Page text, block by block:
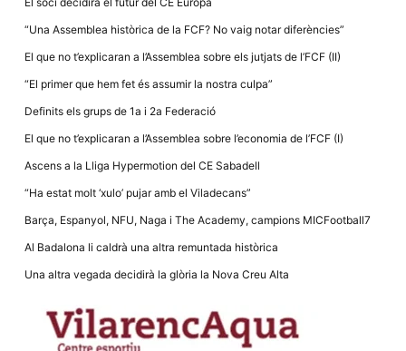
“Una Assemblea històrica de la FCF? No vaig notar diferències”
El que no t’explicaran a l’Assemblea sobre els jutjats de l’FCF (II)
“El primer que hem fet és assumir la nostra culpa”
Definits els grups de 1a i 2a Federació
El que no t’explicaran a l’Assemblea sobre l’economia de l’FCF (I)
Ascens a la Lliga Hypermotion del CE Sabadell
“Ha estat molt ‘xulo’ pujar amb el Viladecans”
Barça, Espanyol, NFU, Naga i The Academy, campions MICFootball7
Al Badalona li caldrà una altra remuntada històrica
Una altra vegada decidirà la glòria la Nova Creu Alta
són
necessàries
per al
funcionament
tècnic de la
web.
Recopilem
estadístiques
anònima d'ús
per a millorar
i la seva
Experiència